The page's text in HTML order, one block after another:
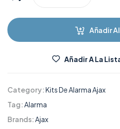
Añadir
Añadir A La
Category:Kits De Alarma Ajax
Tag:Alarma
Brands:Ajax